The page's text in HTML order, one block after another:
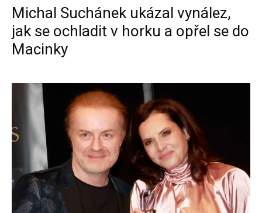
Michal Suchánek ukázal vynález,
jak se ochladit v horku a opřel se do
Macinky